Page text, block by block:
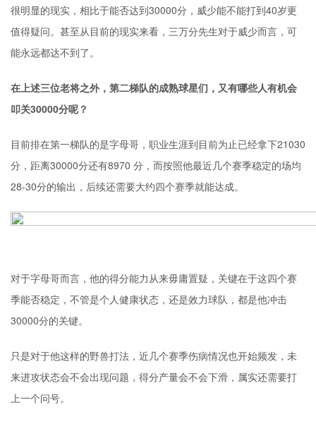
很明显的现实，相比于能否达到30000分，威少能不能打到40岁更
值得疑问。甚至从目前的现实来看，三万分先生对于威少而言，可
能永远都达不到了。
在上述三位老将之外，第二梯队的成熟球星们，又有哪些人有机会
叩关30000分呢？
目前排在第一梯队的是字母哥，职业生涯到目前为止已经拿下21030
分，距离30000分还有8970 分，而按照他最近几个赛季稳定的场均
28-30分的输出，后续还需要大约四个赛季就能达成。
对于字母哥而言，他的得分能力从来毋庸置疑，关键在于这四个赛
季能否稳定，不管是个人健康状态，还是效力球队，都是他冲击
30000分的关键。
只是对于他这样的野兽打法，近几个赛季伤病情况也开始频发，未
来进攻状态会不会出现问题，得分产量会不会下滑，属实还需要打
上一个问号。